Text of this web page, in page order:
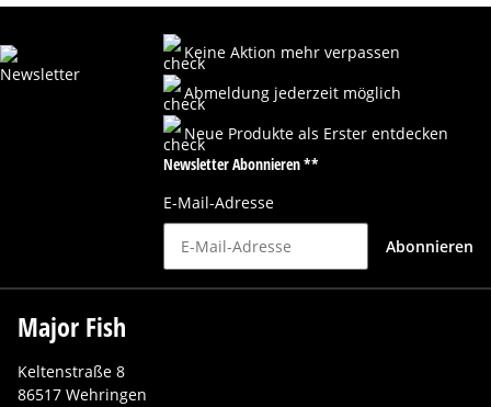
Keine Aktion mehr verpassen
Abmeldung jederzeit möglich
Neue Produkte als Erster entdecken
Newsletter Abonnieren **
E-Mail-Adresse
Abonnieren
Major Fish
Keltenstraße 8
86517 Wehringen